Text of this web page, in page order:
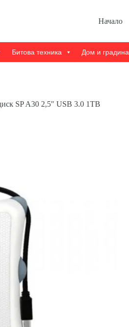
Начало
Битова техника Дом и градина
SP A30 2,5" USB 3.0 1TB